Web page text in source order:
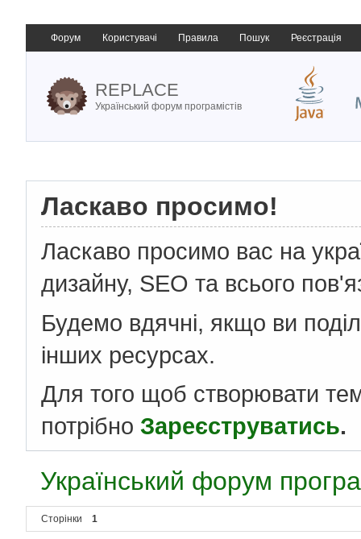
Форум Користувачі Правила Пошук Реєстрація
REPLACE
Український форум програмістів
Ласкаво просимо!
Ласкаво просимо вас на
дизайну, SEO та всього
Будемо вдячні, якщо ви
інших ресурсах.
Для того щоб створювати
потрібно Зареєструватись.
Український форум
Сторінки 1